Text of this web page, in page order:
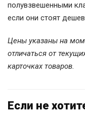
полувзвешенными
если они стоят
Цены указаны на
отличаться от
карточках товаров.
Если не